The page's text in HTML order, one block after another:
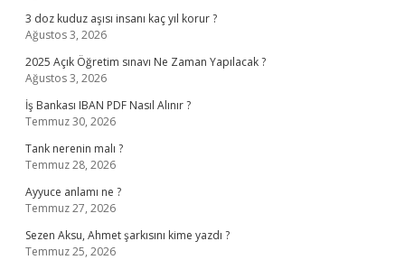
3 doz kuduz aşısı insanı kaç yıl korur ?
Ağustos 3, 2026
2025 Açık Öğretim sınavı Ne Zaman Yapılacak ?
Ağustos 3, 2026
İş Bankası IBAN PDF Nasıl Alınır ?
Temmuz 30, 2026
Tank nerenin malı ?
Temmuz 28, 2026
Ayyuce anlamı ne ?
Temmuz 27, 2026
Sezen Aksu, Ahmet şarkısını kime yazdı ?
Temmuz 25, 2026